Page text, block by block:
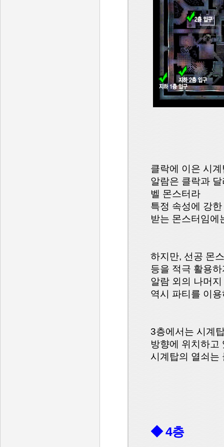
클락에 이은 시
알람은 클락과
벨 몬스터라
특정 속성에 강
받는 몬스터임에
하지만, 선공 몬
등을 적극 활용하
알람 외의 나머
역시 파티를 이
3층에서는 시계
방향에 위치하고
시계탑의 열쇠는
◆ 4층